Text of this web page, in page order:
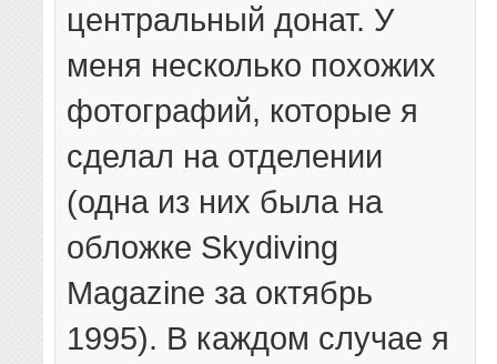
центральный донат. У
меня несколько похожих
фотографий, которые я
сделал на отделении
(одна из них была на
обложке Skydiving
Magazine за октябрь
1995). В каждом случае я